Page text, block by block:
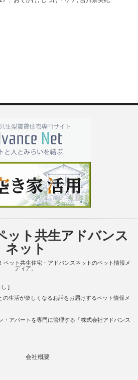
ット共生アドバンス
ネット
ペット共生住宅・アドバンスネットのペット情報メ
ディア。
し ]
生活が楽しくなるお話をお届けするペット情報メ
・アパートを専門に管理する「株式会社アドバンス
会社概要